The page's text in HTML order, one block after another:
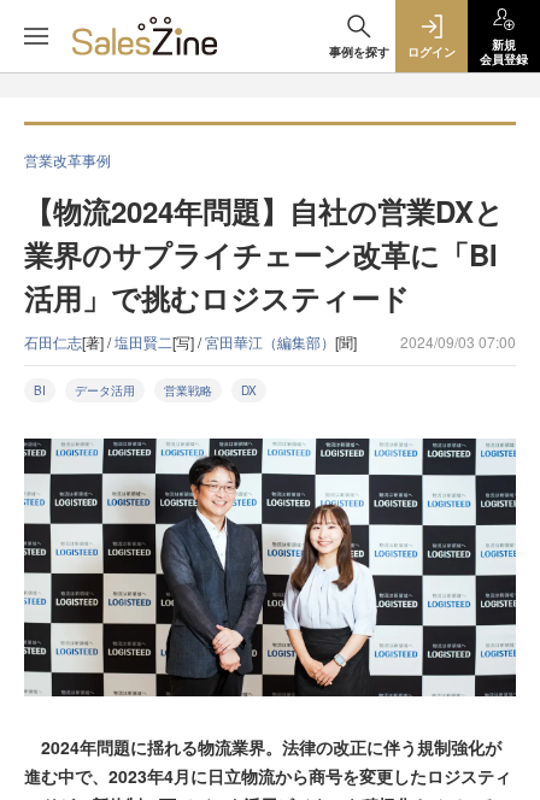
事例を探す ログイン
新規
会員登録
営業改革事例
【物流2024年問題】自社の営業DXと
業界のサプライチェーン改革に「BI
活用」で挑むロジスティード
石田仁志[著] /塩田賢二[写] /宮田華江（編集部） [聞] 2024/09/03 07:00
BI データ活用 営業戦略 DX
2024年問題に揺れる物流業界。法律の改正に伴う規制強化が
進む中で、2023年4月に日立物流から商号を変更したロジスティ